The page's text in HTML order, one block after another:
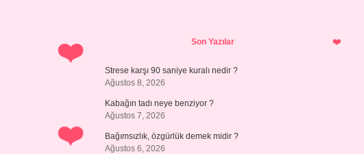
SidebarSon Yazılar
Strese karşı 90 saniye kuralı nedir ?
Ağustos 8, 2026
Kabağın tadı neye benziyor ?
Ağustos 7, 2026
Bağımsızlık, özgürlük demek midir ?
Ağustos 6, 2026